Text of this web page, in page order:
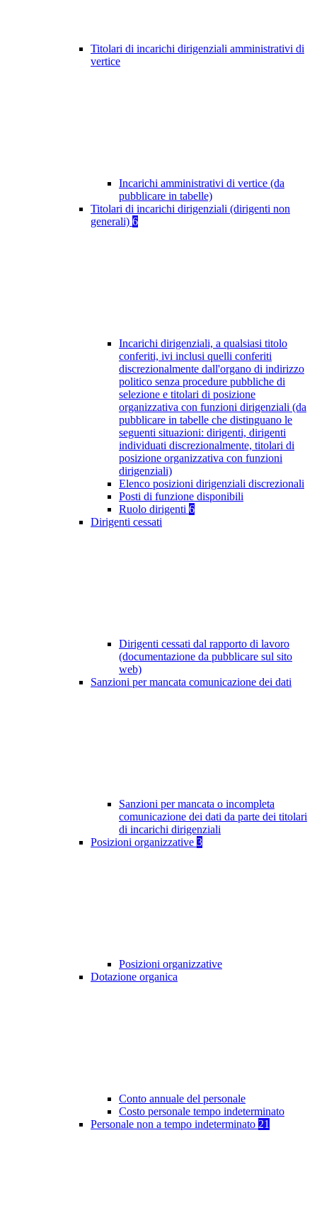
Titolari di incarichi dirigenziali amministrativi di
vertice
Incarichi amministrativi di vertice (da
pubblicare in tabelle)
Titolari di incarichi dirigenziali (dirigenti non
generali) 6
Incarichi dirigenziali, a qualsiasi titolo
conferiti, ivi inclusi quelli conferiti
discrezionalmente dall'organo di indirizzo
politico senza procedure pubbliche di
selezione e titolari di posizione
organizzativa con funzioni dirigenziali (da
pubblicare in tabelle che distinguano le
seguenti situazioni: dirigenti, dirigenti
individuati discrezionalmente, titolari di
posizione organizzativa con funzioni
dirigenziali)
Elenco posizioni dirigenziali discrezionali
Posti di funzione disponibili
Ruolo dirigenti 6
Dirigenti cessati
Dirigenti cessati dal rapporto di lavoro
(documentazione da pubblicare sul sito
web)
Sanzioni per mancata comunicazione dei dati
Sanzioni per mancata o incompleta
comunicazione dei dati da parte dei titolari
di incarichi dirigenziali
Posizioni organizzative 3
Posizioni organizzative
Dotazione organica
Conto annuale del personale
Costo personale tempo indeterminato
Personale non a tempo indeterminato 21